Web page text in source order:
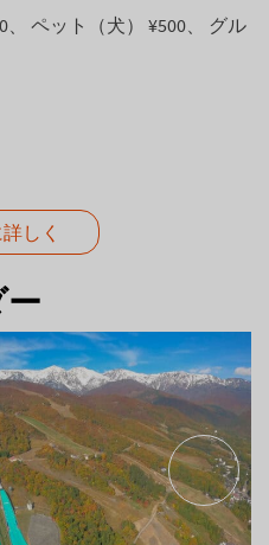
、 ペット（犬） ¥500、 グル
しく